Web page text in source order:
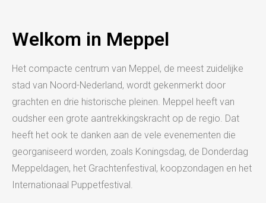
Welkom in Meppel
Het compacte centrum van Meppel, de meest zuidelijke
stad van Noord-Nederland, wordt gekenmerkt door
grachten en drie historische pleinen. Meppel heeft van
oudsher een grote aantrekkingskracht op de regio. Dat
heeft het ook te danken aan de vele evenementen die
georganiseerd worden, zoals Koningsdag, de Donderdag
Meppeldagen, het Grachtenfestival, koopzondagen en het
Internationaal Puppetfestival.